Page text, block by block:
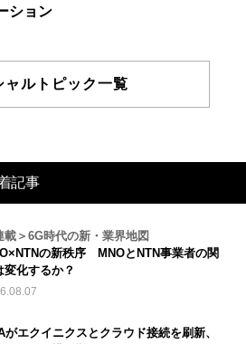
ション
ャルトピック一覧
記事
載＞6G時代の新・業界地図
の新秩序 MNOとNTN事業者の関
変化するか？
がエクイニクスとクラウド接続を刷新、